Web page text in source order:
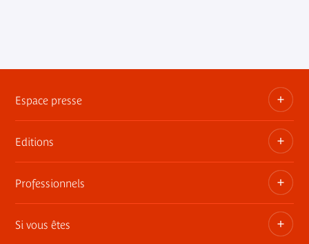
Espace presse
Dossiers, communiqués, bandes annonces
Contact presse
Editions
Les publications du musée
Professionnels
Privatisez les espaces
Si vous êtes